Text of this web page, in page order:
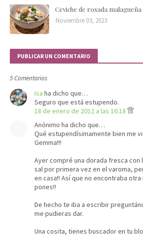
Ceviche de rosada malagueña
Noviembre 03, 2023
PUBLICAR UN COMENTARIO
5 Comentarios
Isa ha dicho que…
Seguro que está estupendo.
18 de enero de 2012 a las 16:18
Anónimo ha dicho que…
Qué estupendísimamente bien me
Gemma!!!
Ayer compré una dorada fresca con
sal por primera vez en el varoma,
en casa!! Así que no encontraba
pones!!
De hecho te iba a escribir
me pudieras dar.
Una cosita, tienes buscador en tu